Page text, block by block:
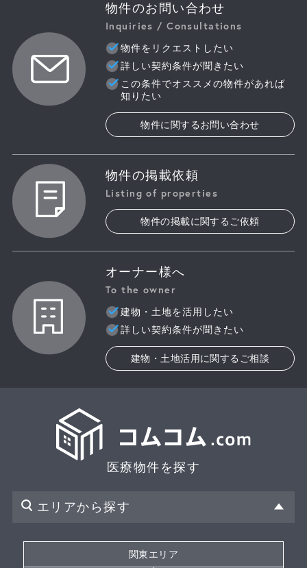
物件のお問い合わせ
Inquiries / Consultations
物件をリクエストしたい
詳しい契約条件が聞きたい
この条件でオススメの物件があれば
知りたい
物件に関するお問い合わせ
物件の掲載依頼
Listing of properties
物件の掲載に関するご依頼
オーナー様へ
To the owner
建物・土地を活用したい
詳しい契約条件が聞きたい
建物・土地活用に関するご相談
医療物件を探す
エリアから探す
関東エリア